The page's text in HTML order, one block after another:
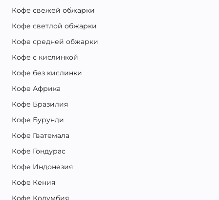
Кофе свежей обжарки
Кофе светлой обжарки
Кофе средней обжарки
Кофе с кислинкой
Кофе без кислинки
Кофе Африка
Кофе Бразилия
Кофе Бурунди
Кофе Гватемала
Кофе Гондурас
Кофе Индонезия
Кофе Кения